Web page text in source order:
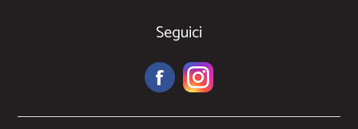
Seguici